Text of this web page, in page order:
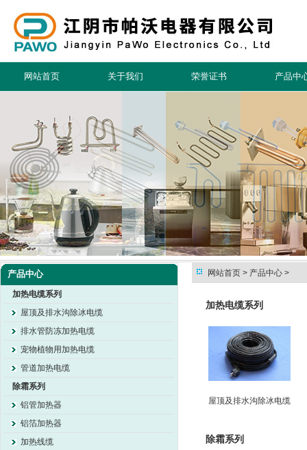
网站首页 关于我们 荣誉证书 产品中
产品中心
加热电缆系列
屋顶及排水沟除冰电缆
排水管防冻加热电缆
宠物植物用加热电缆
管道加热电缆
除霜系列
铝管加热器
铝箔加热器
加热线缆
网站首页 > 产品中心 >
加热电缆系列
屋顶及排水沟除冰电缆
除霜系列